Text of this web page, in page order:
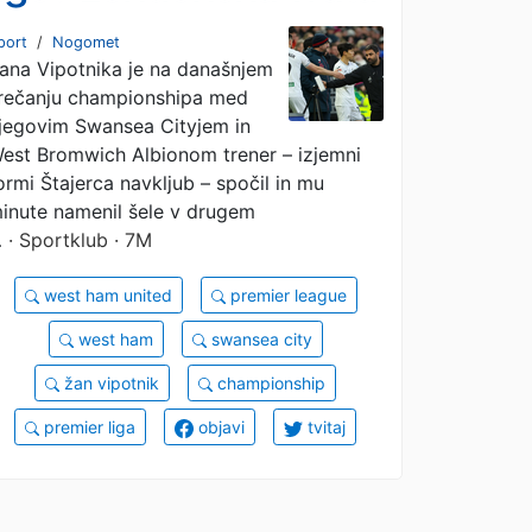
/ Nogomet
Vipotnika je na današnjem
championshipa med
Swansea Cityjem in
Bromwich Albionom trener – izjemni
Štajerca navkljub – spočil in mu
namenil šele v drugem
· Sportklub · 7M
west ham united premier league
west ham swansea city
žan vipotnik championship
premier liga objavi tvitaj